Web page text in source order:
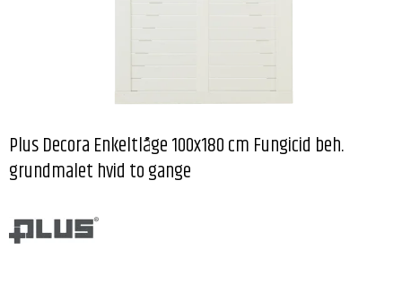
Plus Decora Enkeltlåge 100x180 cm Fungicid beh.
grundmalet hvid to gange